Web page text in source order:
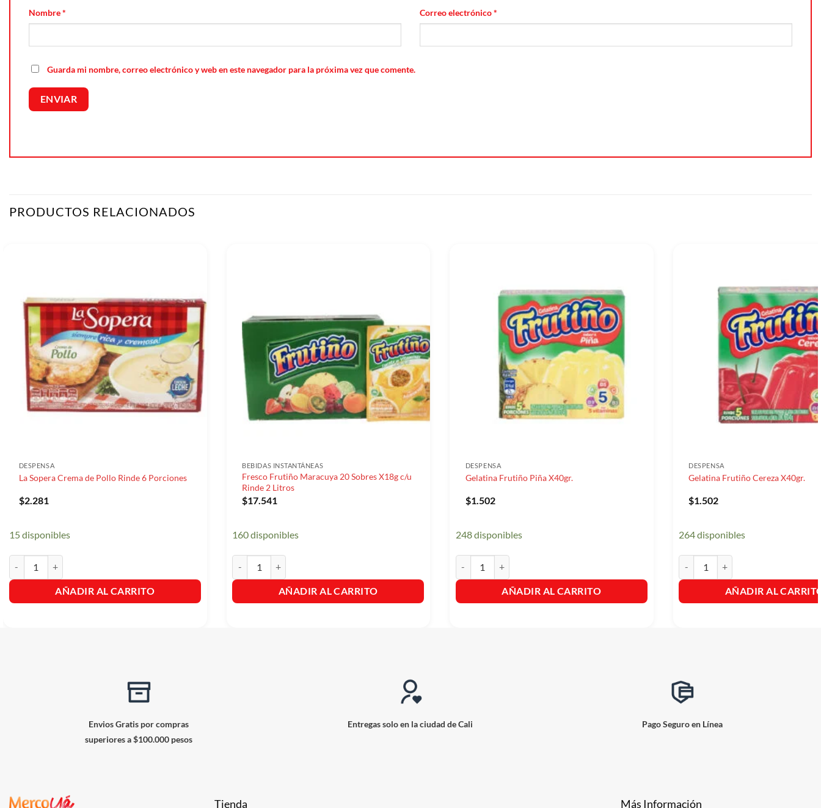
Nombre* Correo electrónico*
Guarda mi nombre, correo electrónico y web en este navegador para la próxima vez que comente.
PRODUCTOS RELACIONADOS
DESPENSA
La Sopera Crema de Pollo Rinde 6 Porciones
$2.281
15 disponibles
AÑADIR AL CARRITO
BEBIDAS INSTANTÁNEAS
Fresco Frutiño Maracuya 20 Sobres X18g c/u
Rinde 2 Litros
$17.541
160 disponibles
AÑADIR AL CARRITO
DESPENSA
Gelatina Frutiño Piña X40gr.
$1.502
248 disponibles
AÑADIR AL CARRITO
DESPENSA
Gelatina Frutiño Cereza X40gr.
$1.502
264 disponibles
AÑADIR AL
Envios Gratis por compras
superiores a $100.000 pesos
Entregas solo en la ciudad de Cali Pago Seguro en Línea
Tienda Más Información